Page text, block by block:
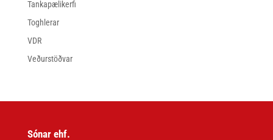
Tankapælikerfi
Toghlerar
VDR
Veðurstöðvar
Sónar ehf.